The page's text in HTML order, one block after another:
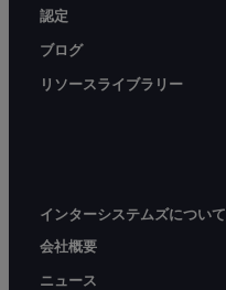
認定
ブログ
リソースライブラリー
インターシステムズについて
会社概要
ニュース